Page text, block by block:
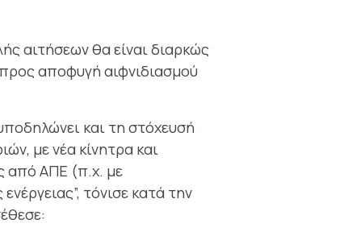
αιτήσεων θα είναι διαρκώς
αποφυγή αιφνιδιασμού
και τη στόχευσή
με νέα κίνητρα και
από ΑΠΕ (π.χ. με
τόνισε κατά την